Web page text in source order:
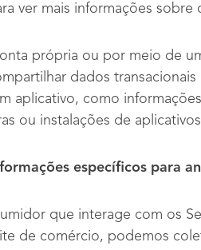
ver mais informações sobre
própria ou por meio de
dados
aplicativo, como
ou instalações de
específicos para
que interage com os
de comércio, podemos